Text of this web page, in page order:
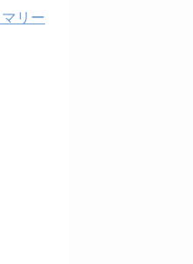
リー